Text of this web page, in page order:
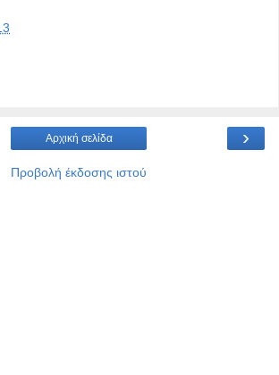
›
Αρχική σελίδα
Προβολή έκδοσης ιστού